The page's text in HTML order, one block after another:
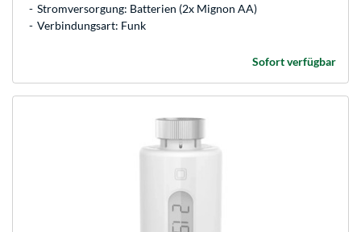
Stromversorgung: Batterien (2x Mignon AA)
Verbindungsart: Funk
Sofort verfügbar